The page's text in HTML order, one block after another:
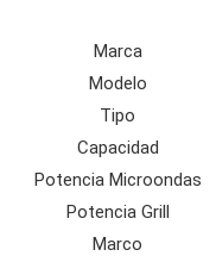
Marca
Modelo
Tipo
Capacidad
Potencia Microondas
Potencia Grill
Marco